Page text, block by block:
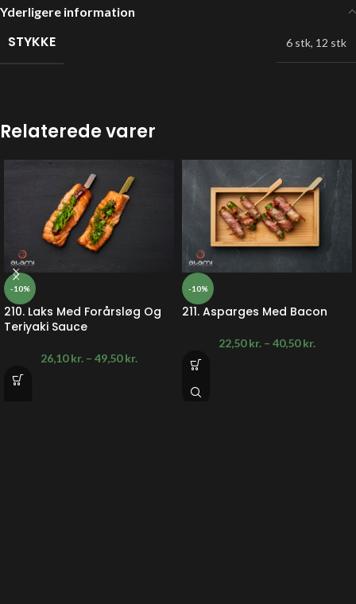
Yderligere information
STYKKE 6 stk, 12 stk
Relaterede varer
-10%
210. Laks Med Forårsløg Og
Teriyaki Sauce
26,10kr. – 49,50kr.
-10%
211. Asparges Med Bacon
22,50kr. – 40,50kr.